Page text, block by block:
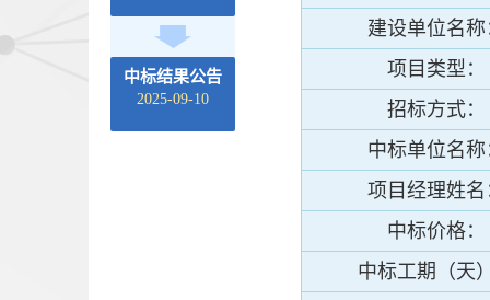
中标结果公告
2025-09-10
建设单位名称
项目类型：
招标方式：
中标单位名称
项目经理姓名
中标价格：
中标工期（天